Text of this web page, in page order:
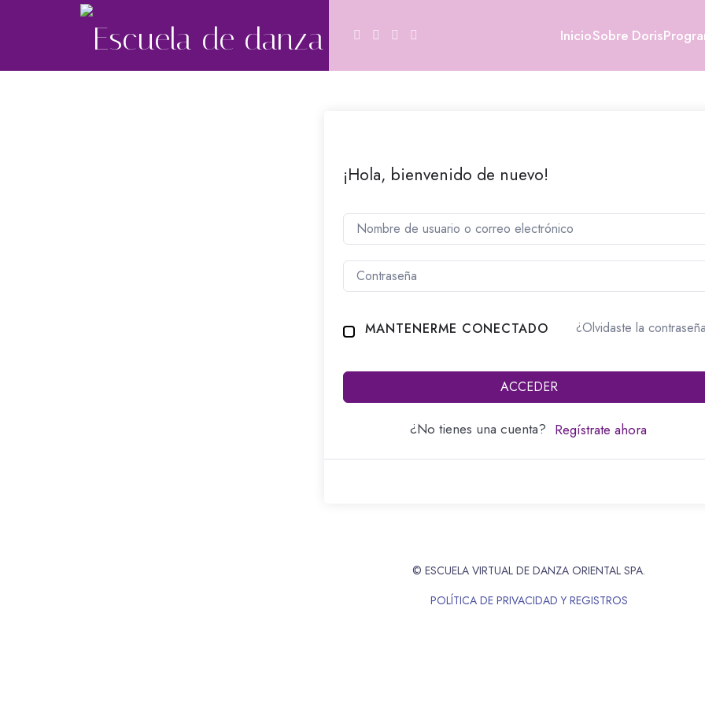
Escuela de danza InicioSobre Doris
¡Hola, bienvenido de nuevo!
MANTENERME CONECTADO ¿Olvidaste la
ACCEDER
¿No tienes una cuenta? Regístrate ahora
© ESCUELA VIRTUAL DE DANZA ORIENTAL SPA.
POLÍTICA DE PRIVACIDAD Y REGISTROS